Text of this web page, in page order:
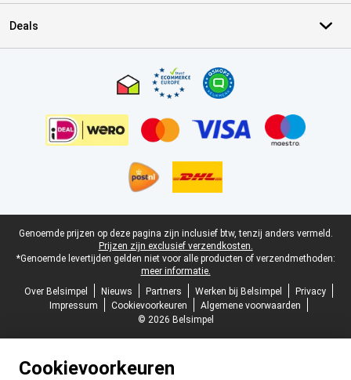
Deals
Juridische voettekst
Genoemde prijzen op deze pagina zijn inclusief btw, tenzij anders vermeld.
Prijzen zijn exclusief verzendkosten.
*Genoemde levertijden gelden niet voor alle producten of verzendmethoden:
meer informatie.
Over Belsimpel
Nieuws Partners Werken bij Belsimpel
Privacy
Impressum
Cookievoorkeuren
Algemene voorwaarden
© 2026 Belsimpel
Cookievoorkeuren